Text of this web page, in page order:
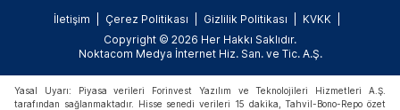
İletişim Çerez Politikası Gizlilik Politikası
KVKK
Copyright © 2026 Her Hakkı Saklıdır.
Noktacom Medya İnternet Hiz. San. ve Tic. A.Ş.
Yasal Uyarı: Piyasa verileri Forinvest Yazılım ve Teknolojileri Hizmetleri A.Ş.
tarafından sağlanmaktadır. Hisse senedi verileri 15 dakika, Tahvil-Bono-Repo özet